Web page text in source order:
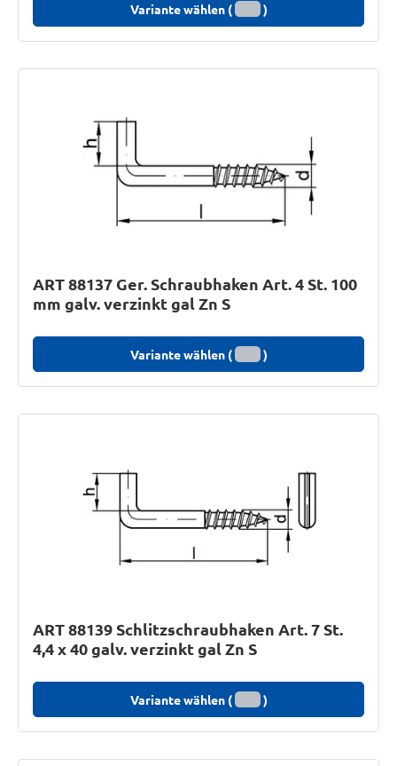
Variante wählen ( )
ART 88137 Ger. Schraubhaken Art. 4 St. 100
mm galv. verzinkt gal Zn S
Variante wählen ( )
ART 88139 Schlitzschraubhaken Art. 7 St.
4,4 x 40 galv. verzinkt gal Zn S
Variante wählen ( )